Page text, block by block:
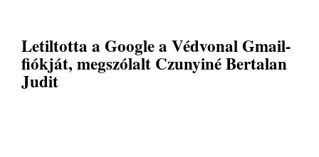
Letiltotta a Google a Védvonal Gmail-
fiókját, megszólalt Czunyiné Bertalan
Judit